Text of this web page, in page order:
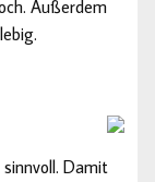
Außerdem
Damit